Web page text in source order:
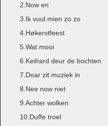
2.Now en
3.Ik vuul mien zo zo
4.Høkerstfeest
5.Wat mooi
6.Keihard deur de bochten
7.Doar zit muziek in
8.Nee now niet
9.Achter wolken
10.Duffe troel